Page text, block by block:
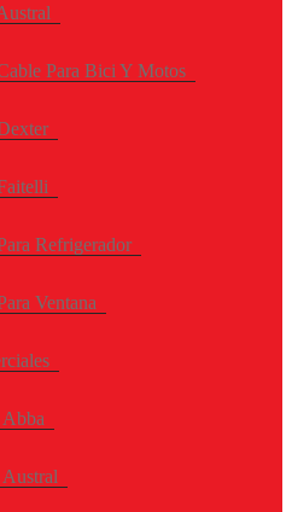
Para Bici Y Motos
Refrigerador
Ventana
Abba
Austral